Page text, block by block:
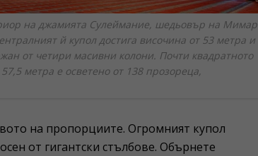
на джамията Сулеймание, шедьовър на Мимар
й купол достига височина от 53 метра и
от четири масивни колони. Почти квадратното
метра е осветено от 138 прозореца,
на пропорциите. Огромният купол
от гигантски стълбове. Обърнете